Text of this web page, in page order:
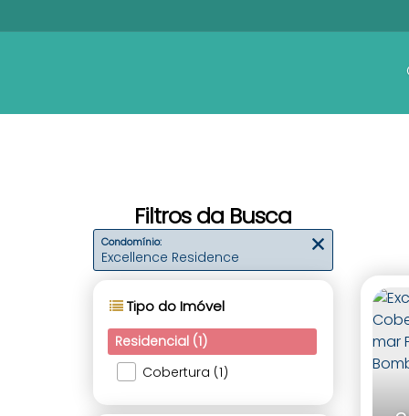
Filtros da Busca
Condomínio:
Excellence Residence
Tipo do Imóvel
Residencial (1)
Cobertura (1)